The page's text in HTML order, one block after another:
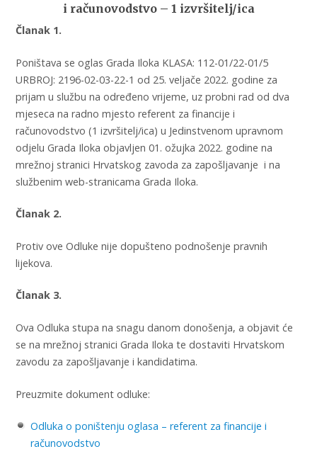
i računovodstvo – 1 izvršitelj/ica
Članak 1.
Poništava se oglas Grada Iloka KLASA: 112-01/22-01/5
URBROJ: 2196-02-03-22-1 od 25. veljače 2022. godine za
prijam u službu na određeno vrijeme, uz probni rad od dva
mjeseca na radno mjesto referent za financije i
računovodstvo (1 izvršitelj/ica) u Jedinstvenom upravnom
odjelu Grada Iloka objavljen 01. ožujka 2022. godine na
mrežnoj stranici Hrvatskog zavoda za zapošljavanje i na
službenim web-stranicama Grada Iloka.
Članak 2.
Protiv ove Odluke nije dopušteno podnošenje pravnih
lijekova.
Članak 3.
Ova Odluka stupa na snagu danom donošenja, a objavit će
se na mrežnoj stranici Grada Iloka te dostaviti Hrvatskom
zavodu za zapošljavanje i kandidatima.
Preuzmite dokument odluke:
Odluka o poništenju oglasa – referent za financije i
računovodstvo